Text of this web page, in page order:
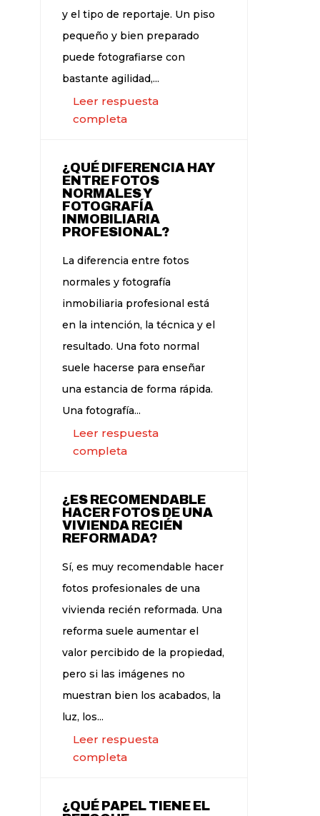
y el tipo de reportaje. Un piso
pequeño y bien preparado
puede fotografiarse con
bastante agilidad,...
Leer respuesta
completa
¿QUÉ DIFERENCIA HAY
ENTRE FOTOS
NORMALES Y
FOTOGRAFÍA
INMOBILIARIA
PROFESIONAL?
La diferencia entre fotos
normales y fotografía
inmobiliaria profesional está
en la intención, la técnica y el
resultado. Una foto normal
suele hacerse para enseñar
una estancia de forma rápida.
Una fotografía...
Leer respuesta
completa
¿ES RECOMENDABLE
HACER FOTOS DE UNA
VIVIENDA RECIÉN
REFORMADA?
Sí, es muy recomendable hacer
fotos profesionales de una
vivienda recién reformada. Una
reforma suele aumentar el
valor percibido de la propiedad,
pero si las imágenes no
muestran bien los acabados, la
luz, los...
Leer respuesta
completa
¿QUÉ PAPEL TIENE EL